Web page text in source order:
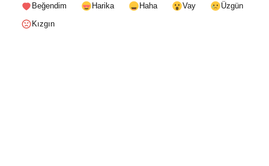
Beğendim Harika Haha Vay
Üzgün
Kızgın